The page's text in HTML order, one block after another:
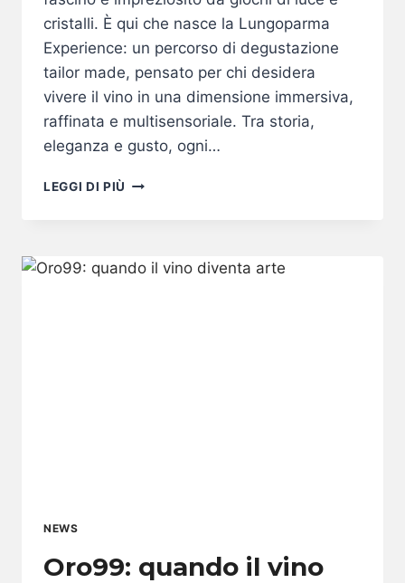
cristalli. È qui che nasce la Lungoparma
Experience: un percorso di degustazione
tailor made, pensato per chi desidera
vivere il vino in una dimensione immersiva,
raffinata e multisensoriale. Tra storia,
eleganza e gusto, ogni…
LEGGI DI PIÙ LUNGOPARMA
AL
NEWS
Oro99: quando il vino